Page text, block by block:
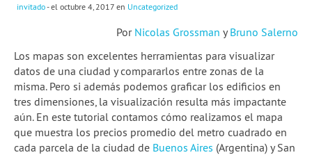
invitado- el octubre 4, 2017 en Uncategorized
Por Nicolas Grossman yBruno Salerno
Los mapas son excelentes herramientas para visualizar
datos de una ciudad y compararlos entre zonas de la
misma. Pero si además podemos graficar los edificios en
tres dimensiones, la visualización resulta más impactante
aún. En este tutorial contamos cómo realizamos el mapa
que muestra los precios promedio del metro cuadrado en
cada parcela de la ciudad de Buenos Aires (Argentina) y San